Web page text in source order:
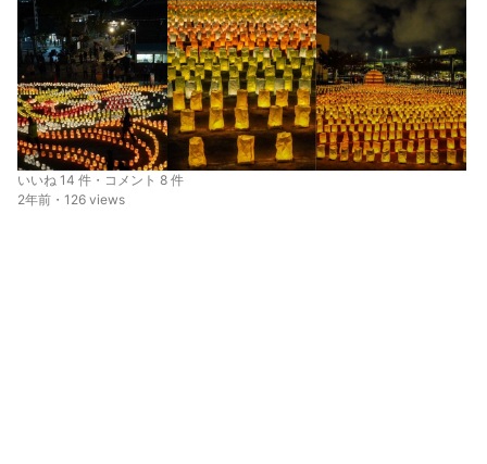
いいね 14 件・コメント 8 件
2年前・126 views